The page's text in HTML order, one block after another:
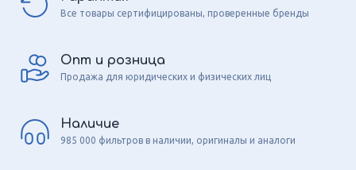
Все товары сертифицированы, проверенные бренды
Опт и розница
Продажа для юридических и физических лиц
Наличие
985 000 фильтров в наличии, оригиналы и аналоги